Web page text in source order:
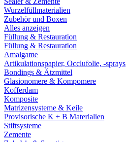
Wurzelfüllmaterialien
Zubehör und Boxen
Alles anzeigen
Füllung & Restauration
Füllung & Restauration
Amalgame
Artikulationspapier, Occlufolie, -sprays
Bondings & Ätzmittel
Glasionomere & Kompomere
Kofferdam
Komposite
Matrizensysteme & Keile
Provisorische K + B Materialien
Stiftsysteme
Zemente